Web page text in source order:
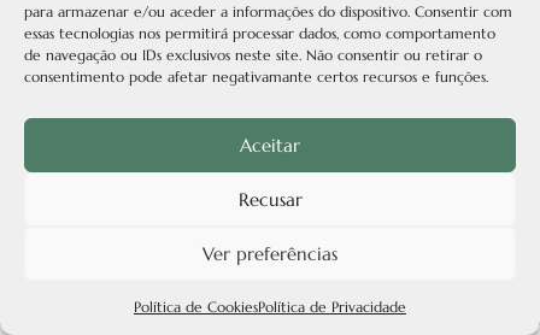
para armazenar e/ou aceder a informações do dispositivo. Consentir com
essas tecnologias nos permitirá processar dados, como comportamento
de navegação ou IDs exclusivos neste site. Não consentir ou retirar o
consentimento pode afetar negativamante certos recursos e funções.
Aceitar
Recusar
Ver preferências
Política de CookiesPolítica de Privacidade